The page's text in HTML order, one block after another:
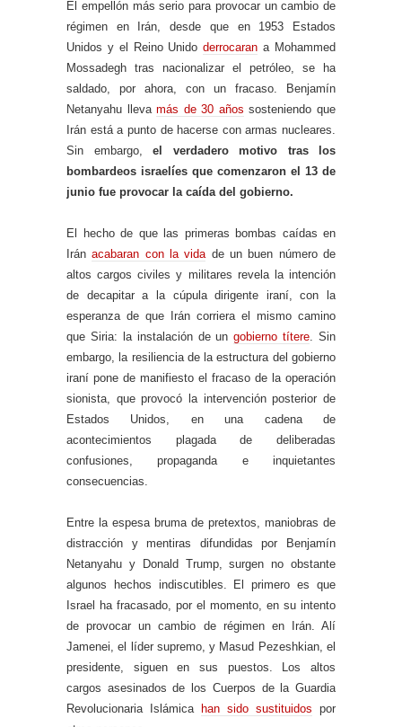
El empellón más serio para provocar un cambio de
régimen en Irán, desde que en 1953 Estados
Unidos y el Reino Unidoderrocaran a Mohammed
Mossadegh tras nacionalizar el petróleo, se ha
saldado, por ahora, con un fracaso. Benjamín
Netanyahu llevamás de 30 años sosteniendo que
Irán está a punto de hacerse con armas nucleares.
Sin embargo, el verdadero motivo tras los
bombardeos israelíes que comenzaron el 13 de
junio fue provocar la caída del gobierno.
El hecho de que las primeras bombas caídas en
Iránacabaran con la vidade un buen número de
altos cargos civiles y militares revela la intención
de decapitar a la cúpula dirigente iraní, con la
esperanza de que Irán corriera el mismo camino
que Siria: la instalación de ungobierno títere. Sin
embargo, la resiliencia de la estructura del gobierno
iraní pone de manifiesto el fracaso de la operación
sionista, que provocó la intervención posterior de
Estados Unidos, en una cadena de
acontecimientos plagada de deliberadas
confusiones, propaganda e inquietantes
consecuencias.
Entre la espesa bruma de pretextos, maniobras de
distracción y mentiras difundidas por Benjamín
Netanyahu y Donald Trump, surgen no obstante
algunos hechos indiscutibles. El primero es que
Israel ha fracasado, por el momento, en su intento
de provocar un cambio de régimen en Irán. Alí
Jamenei, el líder supremo, y Masud Pezeshkian, el
presidente, siguen en sus puestos. Los altos
cargos asesinados de los Cuerpos de la Guardia
Revolucionaria Islámica han sido sustituidos por